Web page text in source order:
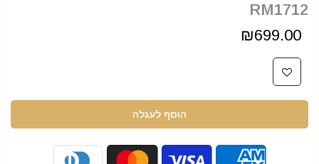
RM1712
₪699.00
הוסף לעגלה